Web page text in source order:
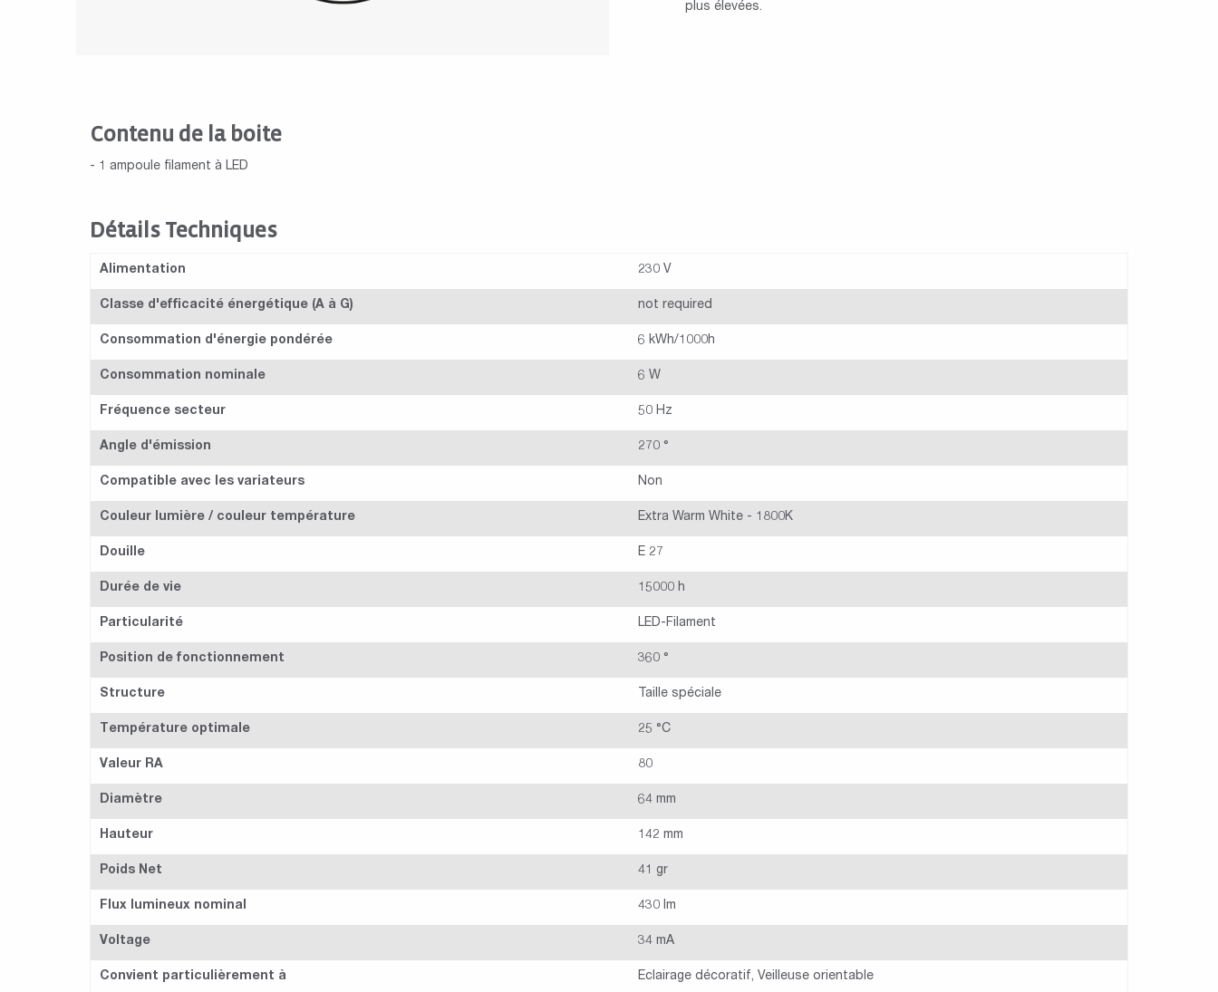
plus élevées.
Contenu de la boite
- 1 ampoule filament à LED
Détails Techniques
Alimentation 230 V
Classe d'efficacité énergétique (A à G) not required
Consommation d'énergie pondérée 6 kWh/1000h
Consommation nominale 6 W
Fréquence secteur 50 Hz
Angle d'émission 270 °
Compatible avec les variateurs Non
Couleur lumière / couleur température Extra Warm White - 1800K
Douille E 27
Durée de vie 15000 h
Particularité LED-Filament
Position de fonctionnement 360 °
Structure Taille spéciale
Température optimale 25 °C
Valeur RA 80
Diamètre 64 mm
Hauteur 142 mm
Poids Net 41 gr
Flux lumineux nominal 430 lm
Voltage 34 mA
Convient particulièrement à Eclairage décoratif, Veilleuse orientable